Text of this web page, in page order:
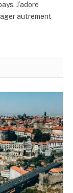
J’adore
autrement